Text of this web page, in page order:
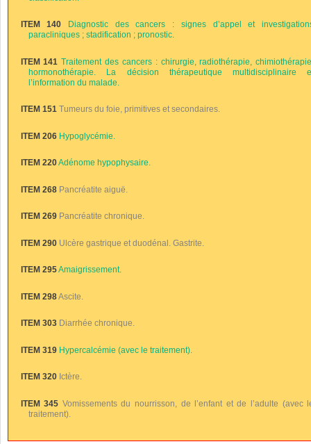
ITEM 140 Diagnostic des cancers : signes d’appel et
paracliniques ; stadification ; pronostic.
ITEM 141 Traitement des cancers : chirurgie, radiothérapie,
hormonothérapie. La décision thérapeutique multidisciplinaire
l’information du malade.
ITEM 151 Tumeurs du foie, primitives et secondaires.
ITEM 206Hypoglycémie.
ITEM 220Adénome hypophysaire.
ITEM 268Pancréatite aiguë.
ITEM 269Pancréatite chronique.
ITEM 290Ulcère gastrique et duodénal. Gastrite.
ITEM 295Amaigrissement.
ITEM 298Ascite.
ITEM 303Diarrhée chronique.
ITEM 319Hypercalcémie (avec le traitement).
ITEM 320Ictère.
ITEM 345 Vomissements du nourrisson, de l’enfant et de l’adulte (avec
traitement).